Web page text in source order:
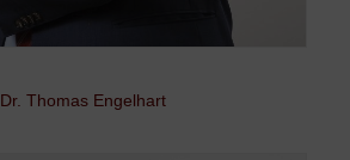
Dr. Thomas Engelhart